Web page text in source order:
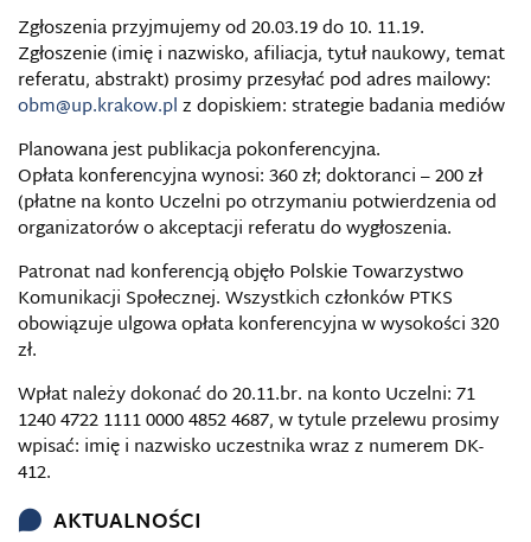
Zgłoszenia przyjmujemy od 20.03.19 do 10. 11.19.
Zgłoszenie (imię i nazwisko, afiliacja, tytuł naukowy, temat
referatu, abstrakt) prosimy przesyłać pod adres mailowy:
obm@up.krakow.plz dopiskiem: strategie badania mediów
Planowana jest publikacja pokonferencyjna.
Opłata konferencyjna wynosi: 360 zł; doktoranci – 200 zł
(płatne na konto Uczelni po otrzymaniu potwierdzenia od
organizatorów o akceptacji referatu do wygłoszenia.
Patronat nad konferencją objęło Polskie Towarzystwo
Komunikacji Społecznej. Wszystkich członków PTKS
obowiązuje ulgowa opłata konferencyjna w wysokości 320
zł.
Wpłat należy dokonać do 20.11.br. na konto Uczelni: 71
1240 4722 1111 0000 4852 4687, w tytule przelewu prosimy
wpisać: imię i nazwisko uczestnika wraz z numerem DK-
412.
AKTUALNOŚCI